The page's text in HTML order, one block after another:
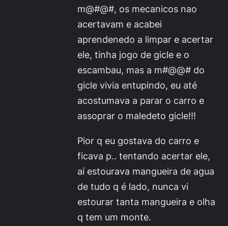
m@#@#, os mecanicos nao
acertavam e acabei
aprendenedo a limpar e acertar
ele, tinha jogo de gicle e o
escambau, mas a m#@@# do
gicle vivia entupindo, eu até
acostumava a parar o carro e
assoprar o maledeto gicle!!!
Pior q eu gostava do carro e
ficava p.. tentando acertar ele,
aí estourava mangueira de agua
de tudo q é lado, nunca vi
estourar tanta mangueira e olha
q tem um monte.